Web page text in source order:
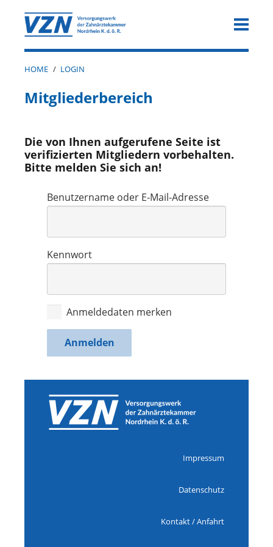
HOME / LOGIN
Mitgliederbereich
Die von Ihnen aufgerufene Seite ist
verifizierten Mitgliedern vorbehalten.
Bitte melden Sie sich an!
Benutzername oder E-Mail-Adresse
Kennwort
Anmeldedaten merken
Impressum
Datenschutz
Kontakt / Anfahrt